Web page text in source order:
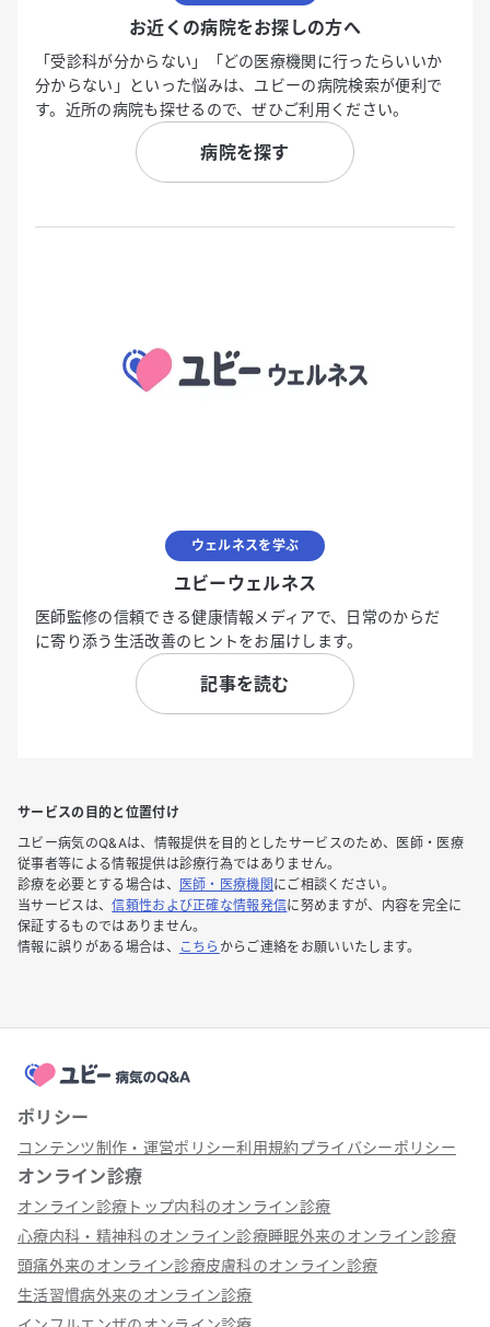
お近くの病院をお探しの方へ
「受診科が分からない」「どの医療機関に行ったらいいか
分からない」といった悩みは、ユビーの病院検索が便利で
す。近所の病院も探せるので、ぜひご利用ください。
病院を探す
ウェルネスを学ぶ
ユビーウェルネス
医師監修の信頼できる健康情報メディアで、日常のからだ
に寄り添う生活改善のヒントをお届けします。
記事を読む
サービスの目的と位置付け
ユビー病気のQ&Aは、情報提供を目的としたサービスのため、医師・医療
従事者等による情報提供は診療行為ではありません。
診療を必要とする場合は、
医師・医療機関 にご相談ください。
当サービスは、信頼性および正確な情報発信に努めますが、内容を完全に
保証するものではありません。
情報に誤りがある場合は、
こちら からご連絡をお願いいたします。
ポリシー
コンテンツ制作・運営ポリシー利用規約プライバシーポリシー
オンライン診療
オンライン診療トップ内科のオンライン診療
心療内科・精神科のオンライン診療睡眠外来のオンライン診療
頭痛外来のオンライン診療皮膚科のオンライン診療
生活習慣病外来のオンライン診療